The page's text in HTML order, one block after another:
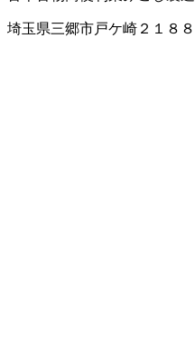
埼玉県三郷市戸ケ崎２１８８